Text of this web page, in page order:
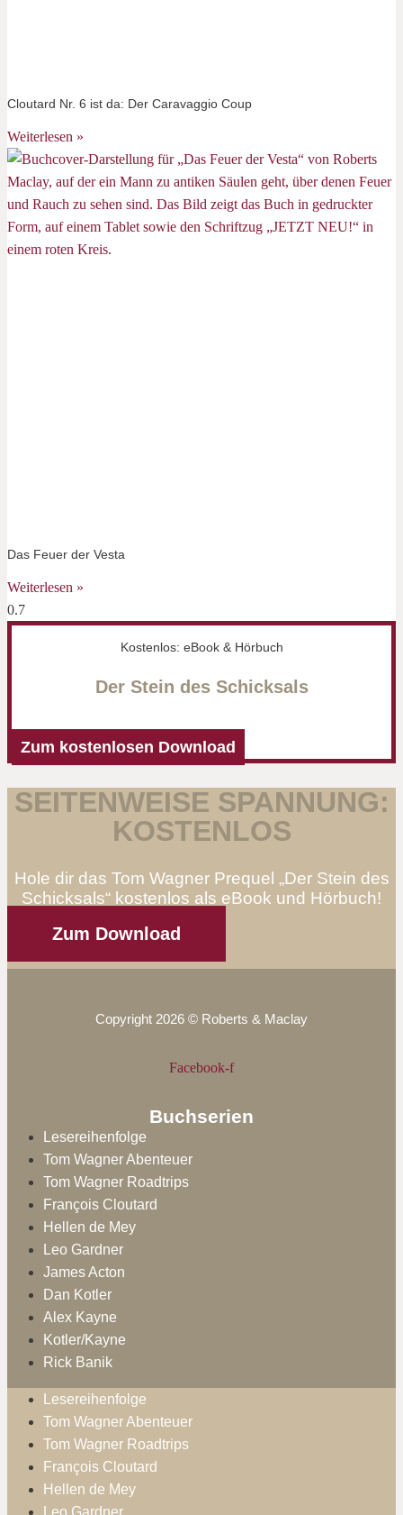
Cloutard Nr. 6 ist da: Der Caravaggio Coup
Weiterlesen »
Das Feuer der Vesta
Weiterlesen »
Kostenlos: eBook & Hörbuch
Der Stein des Schicksals
Zum kostenlosen Download
SEITENWEISE SPANNUNG:
KOSTENLOS
Hole dir das Tom Wagner Prequel „Der Stein des
Schicksals“ kostenlos als eBook und Hörbuch!
Zum Download
Copyright 2026 © Roberts & Maclay
Facebook-f
Buchserien
Lesereihenfolge
Tom Wagner Abenteuer
Tom Wagner Roadtrips
François Cloutard
Hellen de Mey
Leo Gardner
James Acton
Dan Kotler
Alex Kayne
Kotler/Kayne
Rick Banik
Lesereihenfolge
Tom Wagner Abenteuer
Tom Wagner Roadtrips
François Cloutard
Hellen de Mey